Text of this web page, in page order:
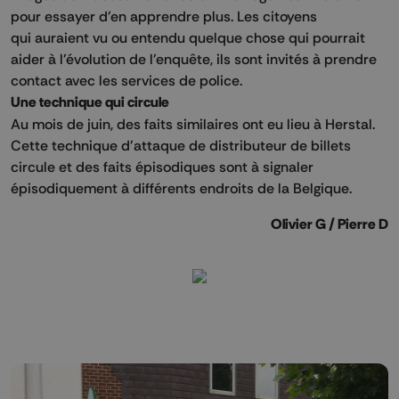
pour essayer d'en apprendre plus. Les citoyens
qui auraient vu ou entendu quelque chose qui pourrait
aider à l'évolution de l'enquête, ils sont invités à prendre
contact avec les services de police.
Une technique qui circule
Au mois de juin, des faits similaires ont eu lieu à Herstal.
Cette technique d'attaque de distributeur de billets
circule et des faits épisodiques sont à signaler
épisodiquement à différents endroits de la Belgique.
Olivier G / Pierre D